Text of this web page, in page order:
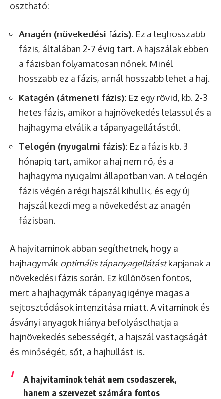
osztható:
Anagén (növekedési fázis): Ez a leghosszabb
fázis, általában 2-7 évig tart. A hajszálak ebben
a fázisban folyamatosan nőnek. Minél
hosszabb ez a fázis, annál hosszabb lehet a haj.
Katagén (átmeneti fázis): Ez egy rövid, kb. 2-3
hetes fázis, amikor a hajnövekedés lelassul és a
hajhagyma elválik a tápanyagellátástól.
Telogén (nyugalmi fázis): Ez a fázis kb. 3
hónapig tart, amikor a haj nem nő, és a
hajhagyma nyugalmi állapotban van. A telogén
fázis végén a régi hajszál kihullik, és egy új
hajszál kezdi meg a növekedést az anagén
fázisban.
A hajvitaminok abban segíthetnek, hogy a
hajhagymák optimális tápanyagellátástkapjanak a
növekedési fázis során. Ez különösen fontos,
mert a hajhagymák tápanyagigénye magas a
sejtosztódások intenzitása miatt. A vitaminok és
ásványi anyagok hiánya befolyásolhatja a
hajnövekedés sebességét, a hajszál vastagságát
és minőségét, sőt, a hajhullást is.
A hajvitaminok tehát nem csodaszerek,
hanem a szervezet számára fontos